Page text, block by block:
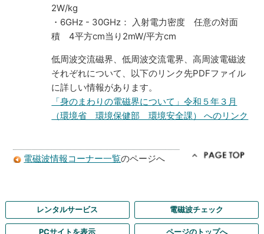
2W/kg
・6GHz - 30GHz： 入射電力密度 任意の対面
積 4平方cm当り2mW/平方cm
低周波交流磁界、低周波交流電界、高周波電磁波
それぞれについて、以下のリンク先PDFファイル
に詳しい情報があります。
「身のまわりの電磁界について」令和５年３月
（環境省 環境保健部 環境安全課） へのリンク
電磁波情報コーナー一覧のページへ
レンタルサービス 電磁波チェック
PCサイトを表示 ページのトップへ